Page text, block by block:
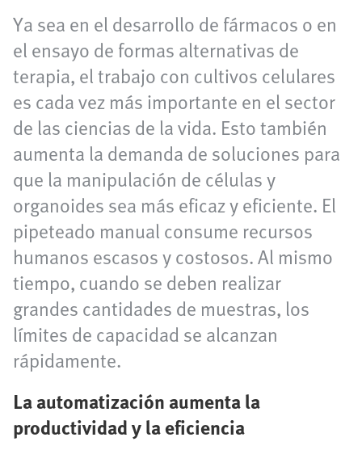
Ya sea en el desarrollo de fármacos o en
el ensayo de formas alternativas de
terapia, el trabajo con cultivos celulares
es cada vez más importante en el sector
de las ciencias de la vida. Esto también
aumenta la demanda de soluciones para
que la manipulación de células y
organoides sea más eficaz y eficiente. El
pipeteado manual consume recursos
humanos escasos y costosos. Al mismo
tiempo, cuando se deben realizar
grandes cantidades de muestras, los
límites de capacidad se alcanzan
rápidamente.
La automatización aumenta la
productividad y la eficiencia